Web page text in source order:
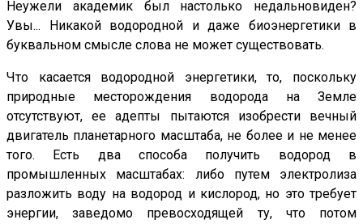
Неужели академик был настолько недальновиден?
Увы... Никакой водородной и даже биоэнергетики в
буквальном смысле слова не может существовать.
Что касается водородной энергетики, то, поскольку
природные месторождения водорода на Земле
отсутствуют, ее адепты пытаются изобрести вечный
двигатель планетарного масштаба, не более и не менее
того. Есть два способа получить водород в
промышленных масштабах: либо путем электролиза
разложить воду на водород и кислород, но это требует
энергии, заведомо превосходящей ту, что потом